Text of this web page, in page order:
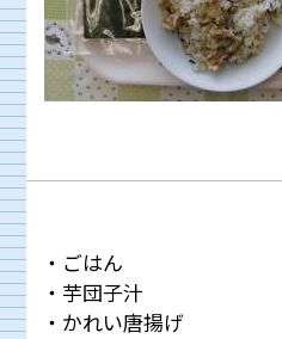
・ごはん
・芋団子汁
・かれい唐揚げ